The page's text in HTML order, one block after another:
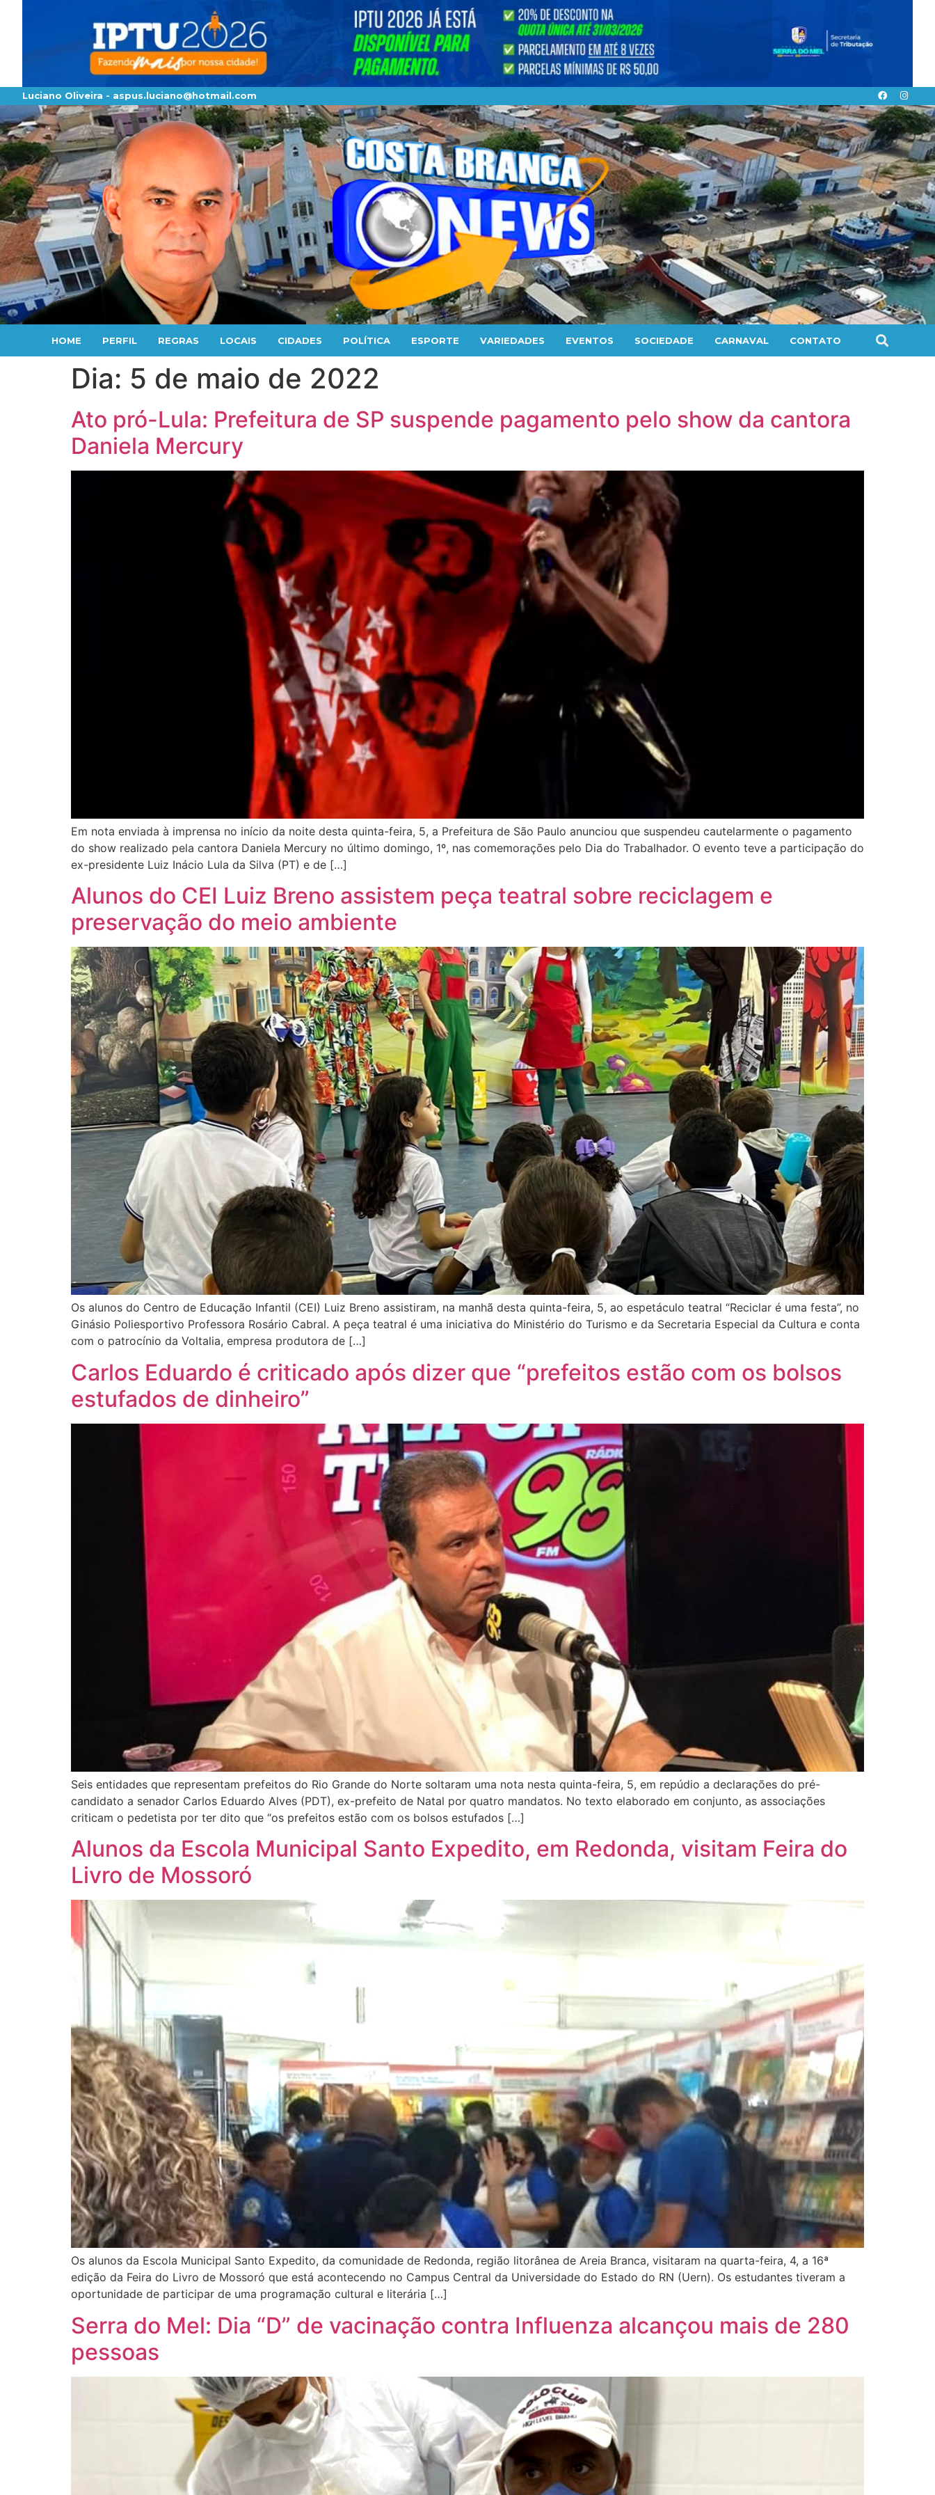
Luciano Oliveira - aspus.luciano@hotmail.com
HOME PERFIL REGRAS LOCAIS CIDADES POLÍTICA ESPORTE VARIEDADES EVENTOS SOCIEDADE CARNAVAL CONTATO
Dia: 5 de maio de 2022
Ato pró-Lula: Prefeitura de SP suspende pagamento pelo show da cantora
Daniela Mercury
Em nota enviada à imprensa no início da noite desta quinta-feira, 5, a Prefeitura de São Paulo anunciou que suspendeu cautelarmente o pagamento
do show realizado pela cantora Daniela Mercury no último domingo, 1º, nas comemorações pelo Dia do Trabalhador. O evento teve a participação do
ex-presidente Luiz Inácio Lula da Silva (PT) e de […]
Alunos do CEI Luiz Breno assistem peça teatral sobre reciclagem e
preservação do meio ambiente
Os alunos do Centro de Educação Infantil (CEI) Luiz Breno assistiram, na manhã desta quinta-feira, 5, ao espetáculo teatral “Reciclar é uma festa”, no
Ginásio Poliesportivo Professora Rosário Cabral. A peça teatral é uma iniciativa do Ministério do Turismo e da Secretaria Especial da Cultura e conta
com o patrocínio da Voltalia, empresa produtora de […]
Carlos Eduardo é criticado após dizer que “prefeitos estão com os bolsos
estufados de dinheiro”
Seis entidades que representam prefeitos do Rio Grande do Norte soltaram uma nota nesta quinta-feira, 5, em repúdio a declarações do pré-
candidato a senador Carlos Eduardo Alves (PDT), ex-prefeito de Natal por quatro mandatos. No texto elaborado em conjunto, as associações
criticam o pedetista por ter dito que “os prefeitos estão com os bolsos estufados […]
Alunos da Escola Municipal Santo Expedito, em Redonda, visitam Feira do
Livro de Mossoró
Os alunos da Escola Municipal Santo Expedito, da comunidade de Redonda, região litorânea de Areia Branca, visitaram na quarta-feira, 4, a 16ª
edição da Feira do Livro de Mossoró que está acontecendo no Campus Central da Universidade do Estado do RN (Uern). Os estudantes tiveram a
oportunidade de participar de uma programação cultural e literária […]
Serra do Mel: Dia “D” de vacinação contra Influenza alcançou mais de 280
pessoas